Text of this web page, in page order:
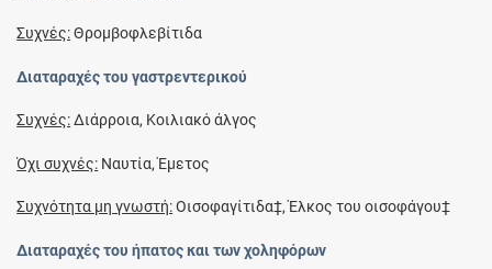
Συχνές:Θρομβοφλεβίτιδα
Διαταραχές του γαστρεντερικού
Συχνές:Διάρροια, Κοιλιακό άλγος
Όχι συχνές: Ναυτία, Έμετος
Συχνότητα μη γνωστή:Οισοφαγίτιδα‡, Έλκος του οισοφάγου‡
Διαταραχές του ήπατος και των χοληφόρων